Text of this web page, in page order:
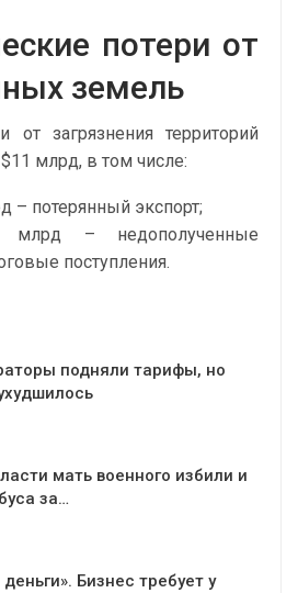
потери от
земель
от загрязнения территорий
млрд, в том числе:
– потерянный экспорт;
млрд – недополученные
поступления.
подняли тарифы, но
мать военного избили и
за…
Бизнес требует у